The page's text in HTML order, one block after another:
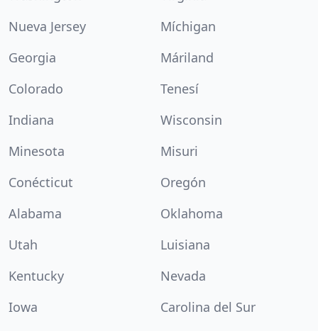
Nueva Jersey
Míchigan
Georgia
Máriland
Colorado
Tenesí
Indiana
Wisconsin
Minesota
Misuri
Conécticut
Oregón
Alabama
Oklahoma
Utah
Luisiana
Kentucky
Nevada
Iowa
Carolina del Sur